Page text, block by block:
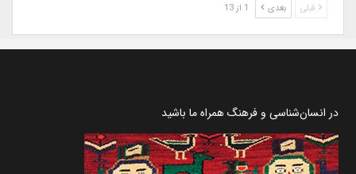
قبلی بعدی
در انسان‌شناسی و فرهنگ همراه ما باشید